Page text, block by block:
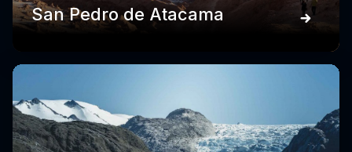
San Pedro de Atacama